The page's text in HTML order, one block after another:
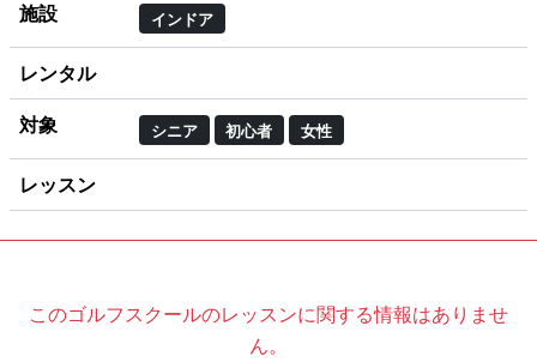
施設 インドア
レンタル
対象 シニア 初心者 女性
レッスン
このゴルフスクールのレッスンに関する情報はありませ
ん。